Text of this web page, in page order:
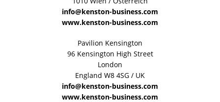
info@kenston-business.com
www.kenston-business.com
Pavilion Kensington
96 Kensington High Street
London
England W8 4SG / UK
info@kenston-business.com
www.kenston-business.com